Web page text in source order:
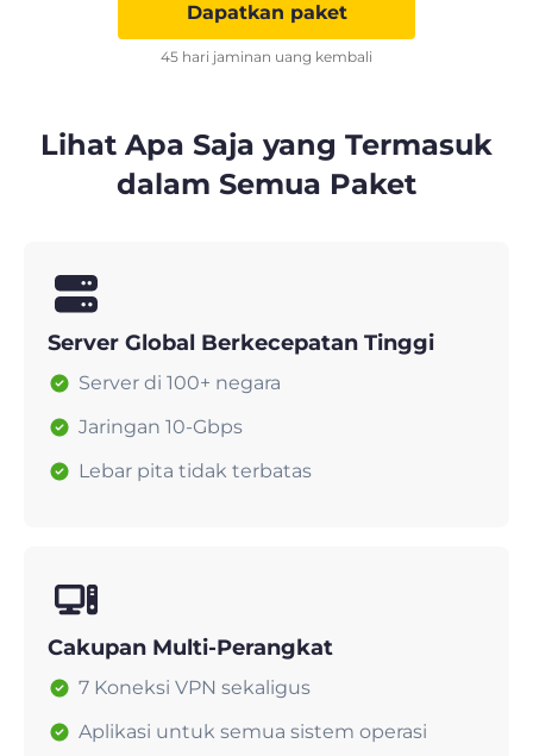
Dapatkan paket
45 hari jaminan uang kembali
Lihat Apa Saja yang Termasuk
dalam Semua Paket
Server Global Berkecepatan Tinggi
Server di 100+ negara
Jaringan 10-Gbps
Lebar pita tidak terbatas
Cakupan Multi-Perangkat
7 Koneksi VPN sekaligus
Aplikasi untuk semua sistem operasi